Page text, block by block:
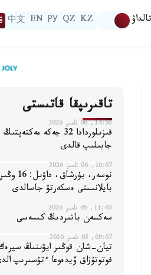
تالداۋ KZ
QZ
РУ
EN
中文
تاقىرىپقا قاتىستى
14:56, 06 تامىز 2026
قىزىلوردادا 32 جەكە
جابىلىپ قالدى
10:07, 06 تامىز 2026
نوسەر،
بايلانىستى ەسكەرتۋ جاسالدى
11:40, 05 تامىز 2026
سەكسەن باتىردىڭ كىسەسى
09:07, 05 تامىز 2026
تيان-شان قوڭىر ايۋىنىڭ
فوتوتۇزاق ۆيدەوعا ءتۇسىرىپ